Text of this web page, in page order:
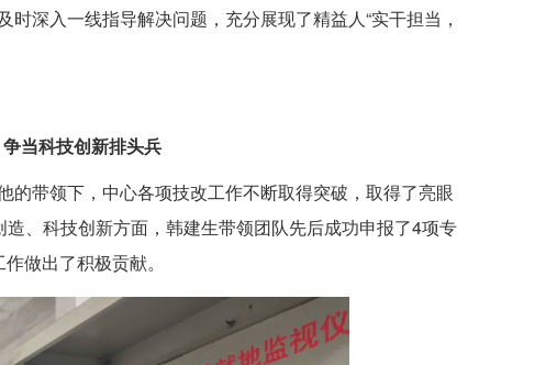
深入一线指导解决问题，充分展现了精益人“实干担当，
当科技创新排头兵
带领下，中心各项技改工作不断取得突破，取得了亮眼
、科技创新方面，韩建生带领团队先后成功申报了4项专
做出了积极贡献。